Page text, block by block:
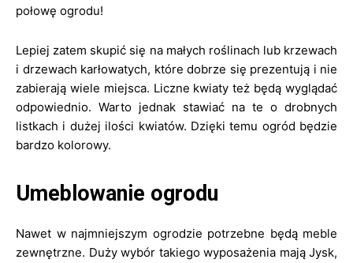
połowę ogrodu!
Lepiej zatem skupić się na małych roślinach lub krzewach
i drzewach karłowatych, które dobrze się prezentują i nie
zabierają wiele miejsca. Liczne kwiaty też będą wyglądać
odpowiednio. Warto jednak stawiać na te o drobnych
listkach i dużej ilości kwiatów. Dzięki temu ogród będzie
bardzo kolorowy.
Umeblowanie ogrodu
Nawet w najmniejszym ogrodzie potrzebne będą meble
zewnętrzne. Duży wybór takiego wyposażenia mają Jysk,